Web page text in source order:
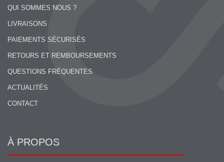
QUI SOMMES NOUS ?
LIVRAISONS
PAIEMENTS SÉCURISÉS
RETOURS ET REMBOURSEMENTS
QUESTIONS FRÉQUENTES
ACTUALITÉS
CONTACT
À PROPOS